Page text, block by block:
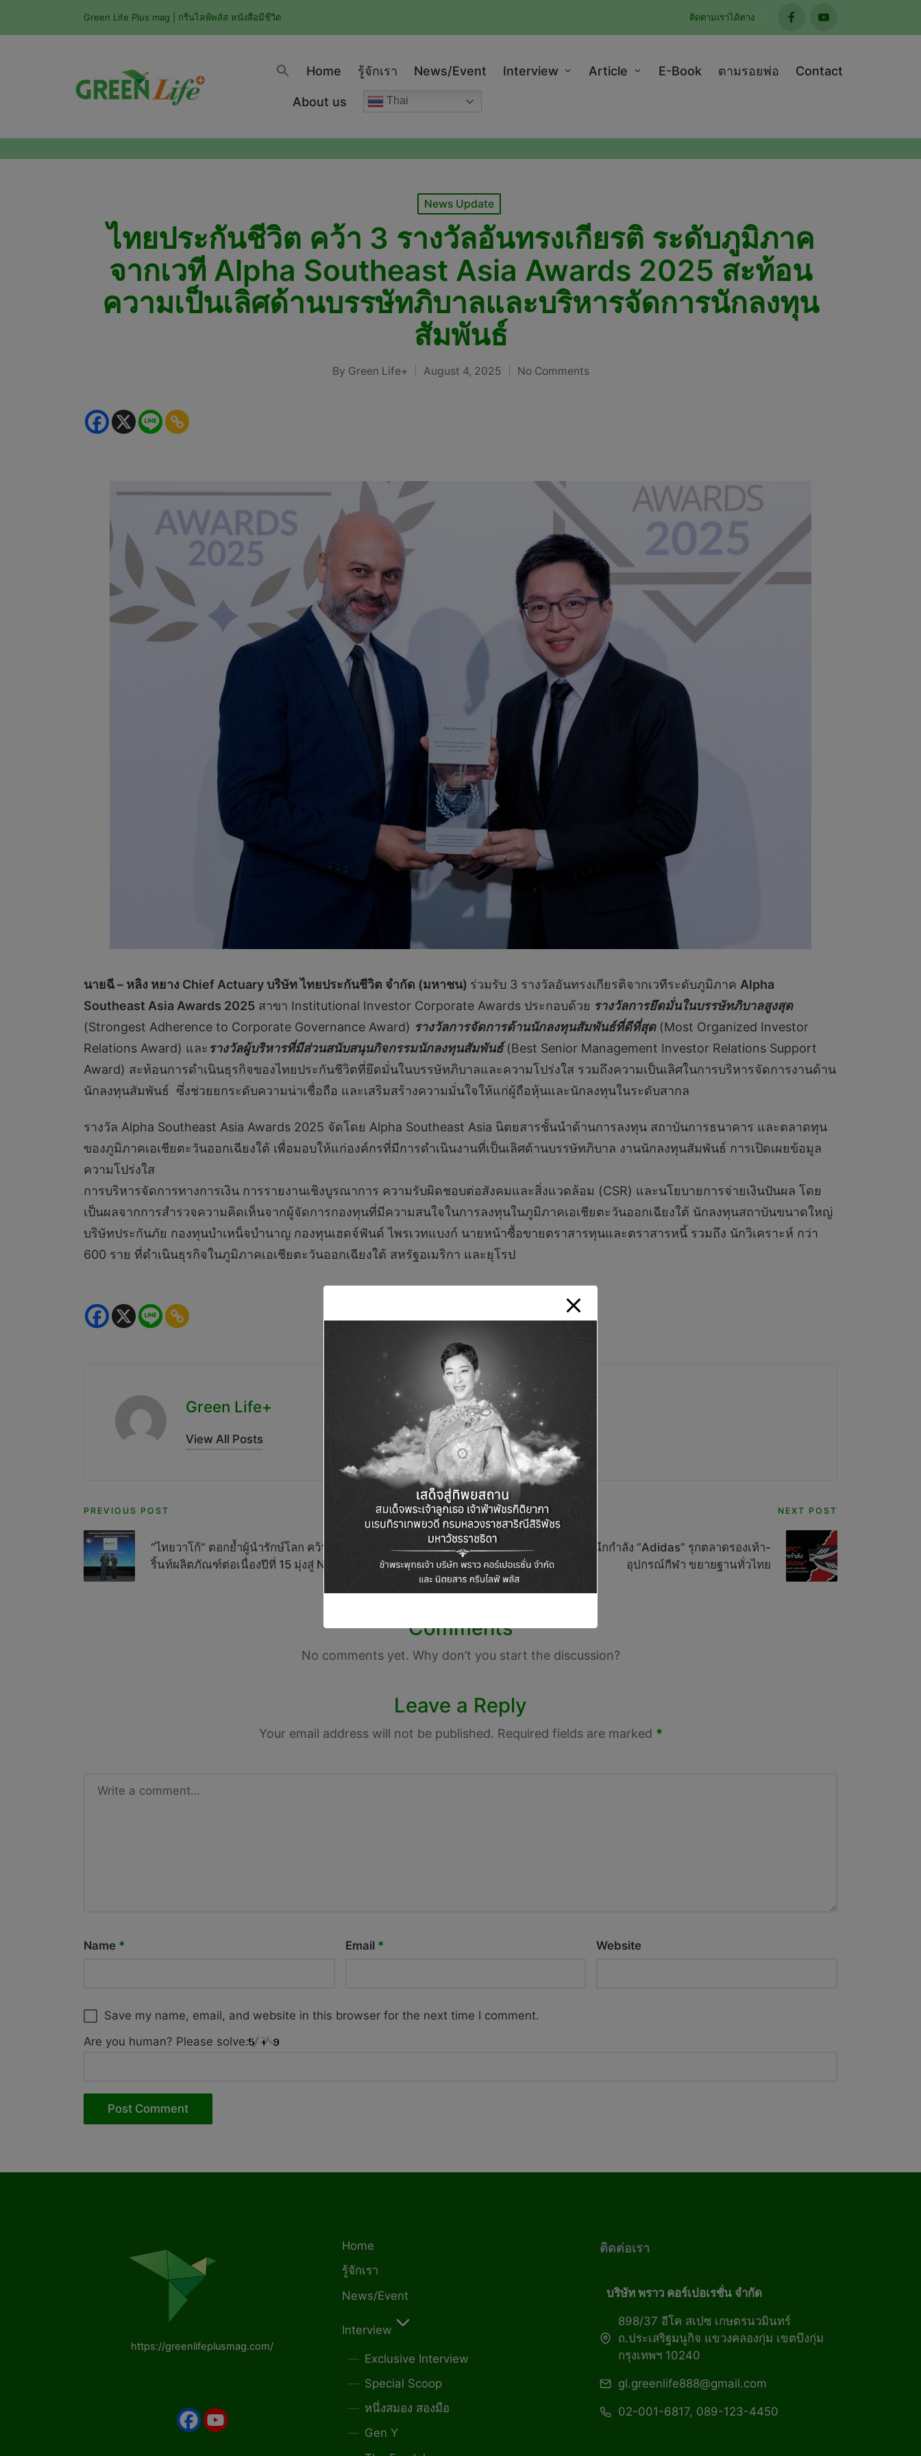
Green Life Plus mag | กรีนไลฟ์พลัส หนังสือมีชีวิต ติดตามเราได้ทาง
facebookyoutube
Home รู้จักเรา News/Event Interview Article E-Book ตามรอยพ่อ Contact
About us Thai
Posted
News Update
ไทยประกันชีวิต คว้า 3 รางวัลอันทรงเกียรติ ระดับภูมิภาค
จากเวที Alpha Southeast Asia Awards 2025 สะท้อน
ความเป็นเลิศด้านบรรษัทภิบาลและบริหารจัดการนักลงทุน
สัมพันธ์
Posted
By Green Life+ August 4, 2025 No Comments
นายฉี – หลิง หยาง Chief Actuary บริษัท ไทยประกันชีวิต จำกัด (มหาชน) ร่วมรับ 3 รางวัลอันทรงเกียรติจากเวทีระดับภูมิภาค Alpha
Southeast Asia Awards 2025 สาขา Institutional Investor Corporate Awards ประกอบด้วย รางวัลการยึดมั่นในบรรษัทภิบาลสูงสุด
(Strongest Adherence to Corporate Governance Award) รางวัลการจัดการด้านนักลงทุนสัมพันธ์ที่ดีที่สุด(Most Organized Investor
Relations Award) และ รางวัลผู้บริหารที่มีส่วนสนับสนุนกิจกรรมนักลงทุนสัมพันธ์(Best Senior Management Investor Relations Support
Award) สะท้อนการดำเนินธุรกิจของไทยประกันชีวิตที่ยึดมั่นในบรรษัทภิบาลและความโปร่งใส รวมถึงความเป็นเลิศในการบริหารจัดการงานด้าน
นักลงทุนสัมพันธ์ ซึ่งช่วยยกระดับความน่าเชื่อถือ และเสริมสร้างความมั่นใจให้แก่ผู้ถือหุ้นและนักลงทุนในระดับสากล
รางวัล Alpha Southeast Asia Awards 2025 จัดโดย Alpha Southeast Asia นิตยสารชั้นนำด้านการลงทุน สถาบันการธนาคาร และตลาดทุน
ของภูมิภาคเอเชียตะวันออกเฉียงใต้ เพื่อมอบให้แก่องค์กรที่มีการดำเนินงานที่เป็นเลิศด้านบรรษัทภิบาล งานนักลงทุนสัมพันธ์ การเปิดเผยข้อมูล
ความโปร่งใส
การบริหารจัดการทางการเงิน การรายงานเชิงบูรณาการ ความรับผิดชอบต่อสังคมและสิ่งแวดล้อม (CSR) และนโยบายการจ่ายเงินปันผล โดย
เป็นผลจากการสำรวจความคิดเห็นจากผู้จัดการกองทุนที่มีความสนใจในการลงทุนในภูมิภาคเอเชียตะวันออกเฉียงใต้ นักลงทุนสถาบันขนาดใหญ่
บริษัทประกันภัย กองทุนบำเหน็จบำนาญ กองทุนเฮดจ์ฟันด์ ไพรเวทแบงก์ นายหน้าซื้อขายตราสารทุนและตราสารหนี้ รวมถึง นักวิเคราะห์ กว่า
600 ราย ที่ดำเนินธุรกิจในภูมิภาคเอเชียตะวันออกเฉียงใต้ สหรัฐอเมริกา และยุโรป
Green Life+
View All Posts
Post
navigation
PREVIOUS POST
“ไทยวาโก้” ตอกย้ำผู้นำรักษ์โลก คว้าใบรับรองคาร์บอนฟุนพ
ริ้นท์ผลิตภัณฑ์ต่อเนื่องปีที่ 15 มุ่งสู่ Net Zero
NEXT POST
“สหพัฒนพิบูล” ผนึกกำลัง “Adidas” รุกตลาดรองเท้า-
อุปกรณ์กีฬา ขยายฐานทั่วไทย
Comments
No comments yet. Why don’t you start the discussion?
Leave a Reply
Your email address will not be published. Required fields are marked *
Name * Email * Website
Save my name, email, and website in this browser for the next time I comment.
Are you human? Please solve:
https://greenlifeplusmag.com/
Home
รู้จักเรา
News/Event
Interview
Exclusive Interview
Special Scoop
หนึ่งสมอง สองมือ
Gen Y
ติดต่อเรา
บริษัท พราว คอร์เปอเรชั่น จำกัด
898/37 อีโค สเปซ เกษตรนวมินทร์
ถ.ประเสริฐมนูกิจ แขวงคลองกุ่ม เขตบึงกุ่ม
กรุงเทพฯ 10240
gl.greenlife888@gmail.com
02-001-6817, 089-123-4450